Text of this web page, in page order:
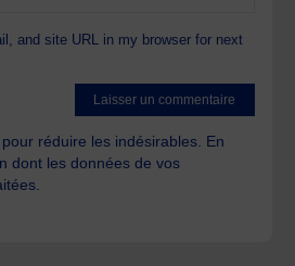
and site URL in my browser for next
réduire les indésirables. En
dont les données de vos